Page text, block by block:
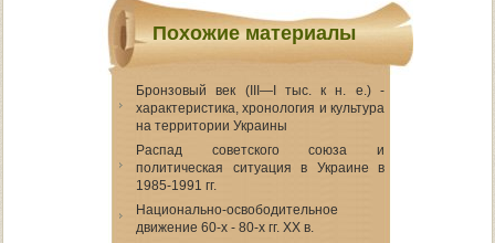
Похожие материалы
Бронзовый век (III—I тыс. к н. е.) -
характеристика, хронология и культура
на территории Украины
Распад советского союза и
политическая ситуация в Украине в
1985-1991 гг.
Национально-освободительное
движение 60-х - 80-х гг. XX в.